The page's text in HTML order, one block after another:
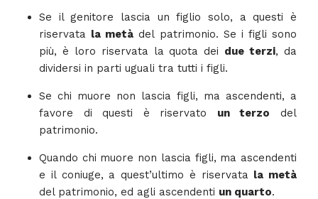
Se il genitore lascia un figlio solo, a questi è
riservata la metà del patrimonio. Se i figli sono
più, è loro riservata la quota dei due terzi, da
dividersi in parti uguali tra tutti i figli.
Se chi muore non lascia figli, ma ascendenti, a
favore di questi è riservato un terzo del
patrimonio.
Quando chi muore non lascia figli, ma ascendenti
e il coniuge, a quest’ultimo è riservata la metà
del patrimonio, ed agli ascendenti un quarto.